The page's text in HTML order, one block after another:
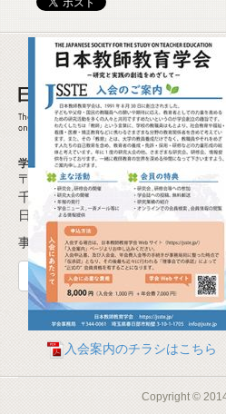
入会案内のチラシはこちら
学会事務局
〒277-0941
千葉県柏市高柳1674-4
日本教師教育学会事務局
事務局長 米沢 崇(広島大学)
お問合せフォーム
Copyright ©